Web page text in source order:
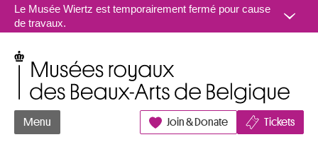
Aller au contenu
Le Musée Wiertz est temporairement fermé pour cause
de travaux.
Menu Join & Donate Tickets